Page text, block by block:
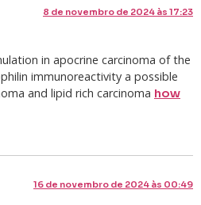
8 de novembro de 2024 às 17:23
in apocrine carcinoma of the
immunoreactivity a possible
and lipid rich carcinoma how
16 de novembro de 2024 às 00:49